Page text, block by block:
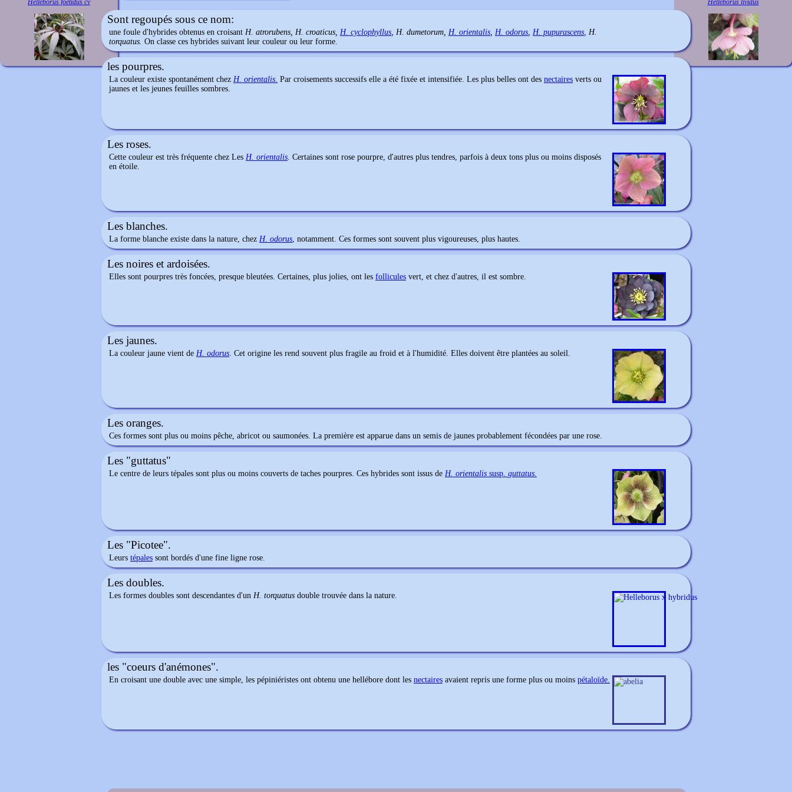
Helleborus foetidus cv Helleborus lividus
Sont regoupés sous ce nom:
une foule d'hybrides obtenus en croisant H. atrorubens, H. croaticus, H. cyclophyllus, H. dumetorum, H. orientalis, H. odorus, H. pupurascens, H.
torquatus. On classe ces hybrides suivant leur couleur ou leur forme.
les pourpres.
La couleur existe spontanément chez H. orientalis. Par croisements successifs elle a été fixée et intensifiée. Les plus belles ont des nectaires verts ou
jaunes et les jeunes feuilles sombres.
Les roses.
Cette couleur est très fréquente chez Les H. orientalis. Certaines sont rose pourpre, d'autres plus tendres, parfois à deux tons plus ou moins disposés
en étoile.
Les blanches.
La forme blanche existe dans la nature, chez H. odorus, notamment. Ces formes sont souvent plus vigoureuses, plus hautes.
Les noires et ardoisées.
Elles sont pourpres très foncées, presque bleutées. Certaines, plus jolies, ont les follicules vert, et chez d'autres, il est sombre.
Les jaunes.
La couleur jaune vient de H. odorus. Cet origine les rend souvent plus fragile au froid et à l'humidité. Elles doivent être plantées au soleil.
Les oranges.
Ces formes sont plus ou moins pêche, abricot ou saumonées. La première est apparue dans un semis de jaunes probablement fécondées par une rose.
Les "guttatus"
Le centre de leurs tépales sont plus ou moins couverts de taches pourpres. Ces hybrides sont issus de H. orientalis susp. guttatus.
Les "Picotee".
Leurs tépales sont bordés d'une fine ligne rose.
Les doubles.
Les formes doubles sont descendantes d'un H. torquatus double trouvée dans la nature.
les "coeurs d'anémones".
En croisant une double avec une simple, les pépiniéristes ont obtenu une hellébore dont les nectaires avaient repris une forme plus ou moins pétaloïde.